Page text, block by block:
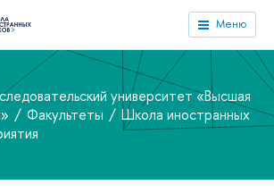
Меню
университет «Высшая
Факультеты
Школа иностранных